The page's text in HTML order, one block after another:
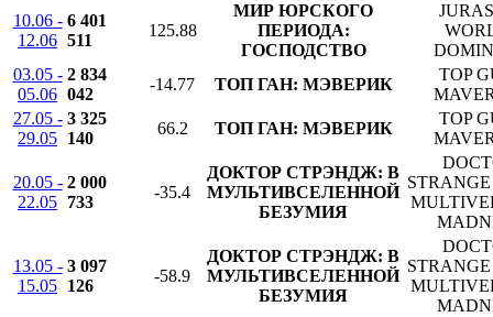
10.06 -
12.06
6 401
511
125.88
МИР ЮРСКОГО
ПЕРИОДА:
ГОСПОДСТВО
03.05 -
05.06
2 834
042
-14.77 ТОП ГАН: МЭВЕРИК
TOP
27.05 -
29.05
3 325
140
66.2 ТОП ГАН: МЭВЕРИК
TOP
20.05 -
22.05
2 000
733
-35.4
ДОКТОР СТРЭНДЖ: В
МУЛЬТИВСЕЛЕННОЙ
БЕЗУМИЯ
13.05 -
15.05
3 097
126
-58.9
ДОКТОР СТРЭНДЖ: В
МУЛЬТИВСЕЛЕННОЙ
БЕЗУМИЯ